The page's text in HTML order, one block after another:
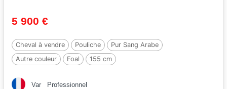
5 900 €
Cheval à vendre Pouliche
Pur Sang Arabe
Autre couleur
Foal 155 cm
Var Professionnel